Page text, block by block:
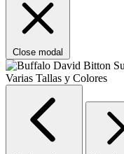
Close modal